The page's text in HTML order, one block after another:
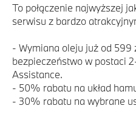
To połączenie najwyższej
serwisu z bardzo
- Wymiana oleju już od 599
bezpieczeństwo w postaci
Assistance.
- 50% rabatu na układ
- 30% rabatu na wybrane